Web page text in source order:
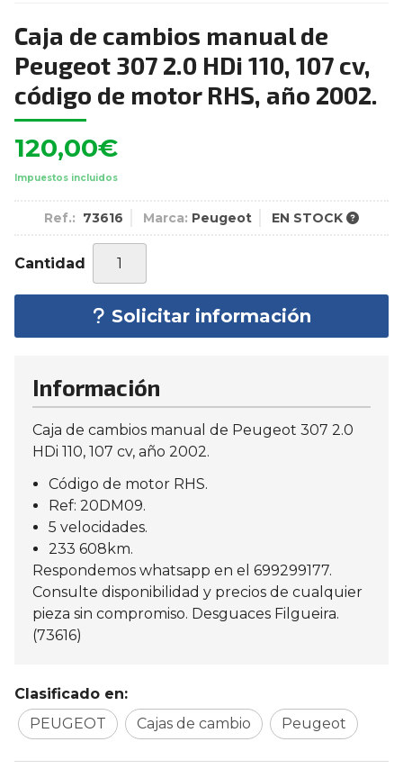
Caja de cambios manual de
Peugeot 307 2.0 HDi 110, 107 cv,
código de motor RHS, año 2002.
120,00€
Impuestos incluidos
Ref.: 73616 Marca: Peugeot EN STOCK
Cantidad
Solicitar información
Información
Caja de cambios manual de Peugeot 307 2.0
HDi 110, 107 cv, año 2002.
Código de motor RHS.
Ref: 20DM09.
5 velocidades.
233 608km.
Respondemos whatsapp en el 699299177.
Consulte disponibilidad y precios de cualquier
pieza sin compromiso. Desguaces Filgueira.
(73616)
Clasificado en:
PEUGEOT
Cajas de cambio Peugeot